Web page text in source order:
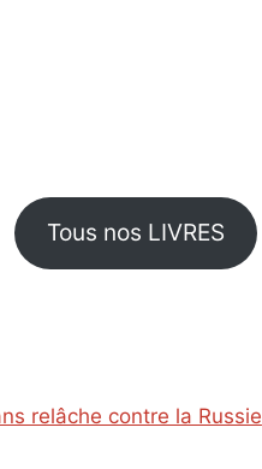
Tous nos LIVRES
relâche contre la Russie